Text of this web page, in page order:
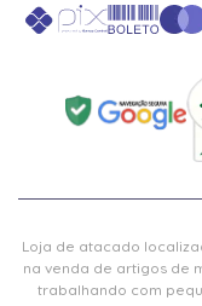
Loja de atacado
na venda de artigos de
trabalhando com